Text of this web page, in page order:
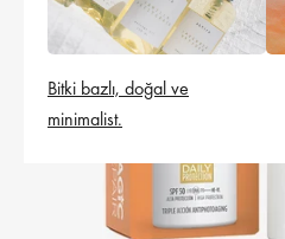
Bitki bazlı, doğal ve
minimalist.